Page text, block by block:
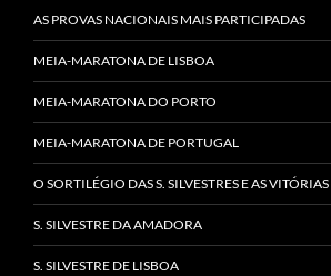
AS PROVAS NACIONAIS MAIS PARTICIPADAS
MEIA-MARATONA DE LISBOA
MEIA-MARATONA DO PORTO
MEIA-MARATONA DE PORTUGAL
O SORTILÉGIO DAS S. SILVESTRES E AS
S. SILVESTRE DA AMADORA
S. SILVESTRE DE LISBOA